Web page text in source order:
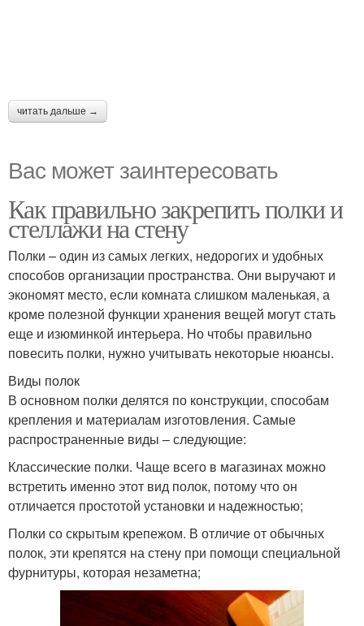
читать дальше →
Вас может заинтересовать
Как правильно закрепить полки и
стеллажи на стену
Полки – один из самых легких, недорогих и удобных
способов организации пространства. Они выручают и
экономят место, если комната слишком маленькая, а
кроме полезной функции хранения вещей могут стать
еще и изюминкой интерьера. Но чтобы правильно
повесить полки, нужно учитывать некоторые нюансы.
Виды полок
В основном полки делятся по конструкции, способам
крепления и материалам изготовления. Самые
распространенные виды – следующие:
Классические полки. Чаще всего в магазинах можно
встретить именно этот вид полок, потому что он
отличается простотой установки и надежностью;
Полки со скрытым крепежом. В отличие от обычных
полок, эти крепятся на стену при помощи специальной
фурнитуры, которая незаметна;